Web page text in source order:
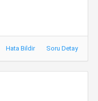
Hata Bildir Soru Detay